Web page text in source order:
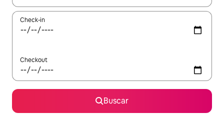
Check-in
Checkout
Buscar